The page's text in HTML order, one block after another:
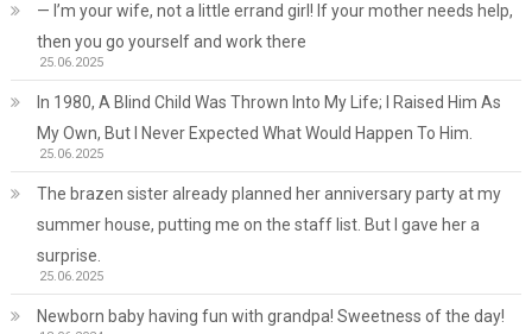
— I’m your wife, not a little errand girl! If your mother needs help,
then you go yourself and work there
25.06.2025
In 1980, A Blind Child Was Thrown Into My Life; I Raised Him As
My Own, But I Never Expected What Would Happen To Him.
25.06.2025
The brazen sister already planned her anniversary party at my
summer house, putting me on the staff list. But I gave her a
surprise.
25.06.2025
Newborn baby having fun with grandpa! Sweetness of the day!